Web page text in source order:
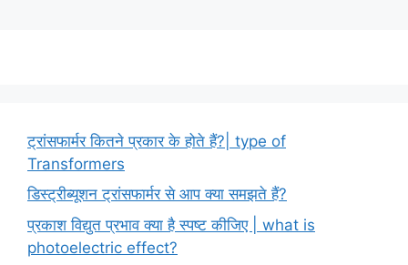
ट्रांसफार्मर कितने प्रकार के होते हैं?| type of
Transformers
डिस्ट्रीब्यूशन ट्रांसफार्मर से आप क्या समझते हैं?
प्रकाश विद्युत प्रभाव क्या है स्पष्ट कीजिए | what is
photoelectric effect?